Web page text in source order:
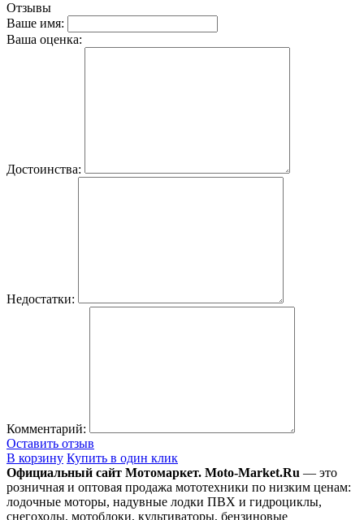
Отзывы
Ваше имя:
Ваша оценка:
Достоинства:
Недостатки:
Комментарий:
Оставить отзыв
В корзину Купить в один клик
Официальный сайт Мотомаркет. Moto-Market.Ru — это
розничная и оптовая продажа мототехники по низким ценам:
лодочные моторы, надувные лодки ПВХ и гидроциклы,
снегоходы, мотоблоки, культиваторы, бензиновые